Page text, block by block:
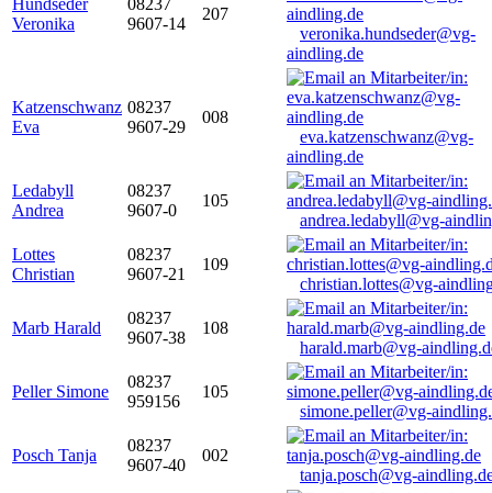
Hundseder
Veronika
08237
9607-14
207
veronika.hundseder@vg-
aindling.de
Katzenschwanz
Eva
08237
9607-29
008
eva.katzenschwanz@vg-
aindling.de
Ledabyll
Andrea
08237
9607-0
105
andrea.ledabyll@vg-
Lottes
Christian
08237
9607-21
109
christian.lottes@vg-
Marb Harald
08237
9607-38
108
harald.marb@vg-
Peller Simone
08237
959156
105
simone.peller@vg-
Posch Tanja
08237
9607-40
002
tanja.posch@vg-